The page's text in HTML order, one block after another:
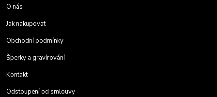
O nás
Jak nakupovat
Obchodní podmínky
Šperky a gravírování
Kontakt
Odstoupení od smlouvy